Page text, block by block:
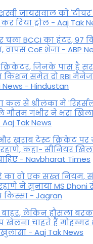
जायसवाल को
द‍िया ट्रोल - Aaj Tak
चला BCCI का हंटर, 97
CoE भेजा - ABP
क्रिकेटर, जिनके पास है
किशन समेत दो RBI
News - Hindustan
कल से श्रीलंका में
गंभीर ने भरा
Tak News
खराब टेस्ट क्रिकेट
कहा- सीनियर
- Navbharat Times
का वो एक सख्त नियम,
ने सुनाया MS Dhoni
- Jagran
बाहर, लेकिन हौसला
खेलना चाहते हैं मोहम्मद
- Aaj Tak News